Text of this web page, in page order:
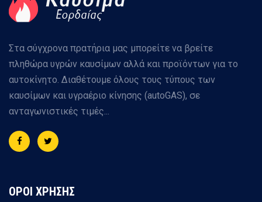
Στα σύγχρονα πρατήρια μας μπορείτε να βρείτε
πληθώρα υγρών καυσίμων αλλά και προϊόντων για το
αυτοκίνητο. Διαθέτουμε όλους τους τύπους των
καυσίμων και υγραέριο κίνησης (autoGAS), σε
ανταγωνιστικές τιμές...
ΟΡΟΙ ΧΡΗΣΗΣ